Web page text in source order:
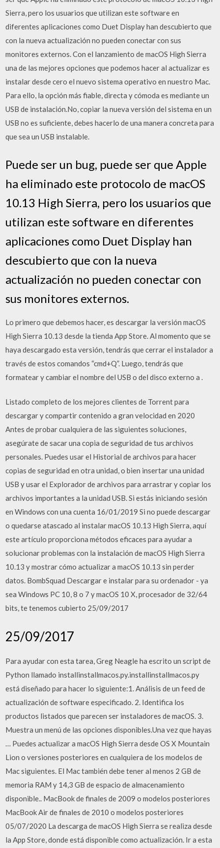
Sierra, pero los usuarios que utilizan este software en
diferentes aplicaciones como Duet Display han descubierto que
con la nueva actualización no pueden conectar con sus
monitores externos. Con el lanzamiento de macOS High Sierra
una de las mejores opciones que podemos hacer al actualizar es
instalar desde cero el nuevo sistema operativo en nuestro Mac.
Para ello, la opción más fiable, directa y cómoda es mediante un
USB de instalación.No, copiar la nueva versión del sistema en un
USB no es suficiente, debes hacerlo de una manera concreta para
que sea un USB instalable.
Puede ser un bug, puede ser que Apple
ha eliminado este protocolo de macOS
10.13 High Sierra, pero los usuarios que
utilizan este software en diferentes
aplicaciones como Duet Display han
descubierto que con la nueva
actualización no pueden conectar con
sus monitores externos.
Lo primero que debemos hacer, es descargar la versión macOS
High Sierra 10.13 desde la tienda App Store. Al momento que se
haya descargado esta versión, tendrás que cerrar el instalador a
través de estos comandos “cmd+Q”. Luego, tendrás que
formatear y cambiar el nombre del USB o del disco externo a
Listado completo de los mejores clientes de Torrent para
descargar y compartir contenido a gran velocidad en 2020
Antes de probar cualquiera de las siguientes soluciones,
asegúrate de sacar una copia de seguridad de tus archivos
personales. Puedes usar el Historial de archivos para hacer
copias de seguridad en otra unidad, o bien insertar una unidad
USB y usar el Explorador de archivos para arrastrar y copiar los
archivos importantes a la unidad USB. Si estás iniciando sesión
en Windows con una cuenta 16/01/2019 Si no puede descargar
o quedarse atascado al instalar macOS 10.13 High Sierra, aquí
este artículo proporciona métodos eficaces para ayudar a
solucionar problemas con la instalación de macOS High Sierra
10.13 y mostrar cómo actualizar a macOS 10.13 sin perder
datos. BombSquad Descargar e instalar para su ordenador - ya
sea Windows PC 10, 8 o 7 y macOS 10 X, procesador de 32/64
bits, te tenemos cubierto 25/09/2017
25/09/2017
Para ayudar con esta tarea, Greg Neagle ha escrito un script de
Python llamado installinstallmacos.py.installinstallmacos.py
está diseñado para hacer lo siguiente:1. Análisis de un feed de
actualización de software especificado. 2. Identifica los
productos listados que parecen ser instaladores de macOS. 3.
Muestra un menú de las opciones disponibles.Una vez que hayas
… Puedes actualizar a macOS High Sierra desde OS X Mountain
Lion o versiones posteriores en cualquiera de los modelos de
Mac siguientes. El Mac también debe tener al menos 2 GB de
memoria RAM y 14,3 GB de espacio de almacenamiento
disponible.. MacBook de finales de 2009 o modelos posteriores
MacBook Air de finales de 2010 o modelos posteriores
05/07/2020 La descarga de macOS High Sierra se realiza desde
la App Store, donde está disponible como actualización. Ir a esta